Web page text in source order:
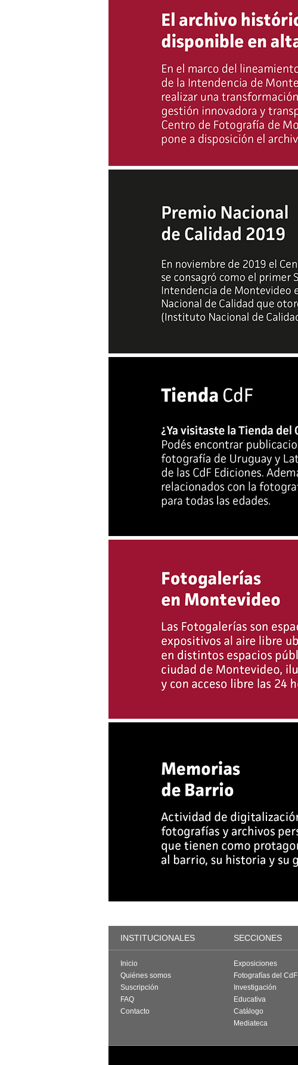
INSTITUCIONALES SECCIONES
Inicio
Quiénes somos
Suscripción
FAQ
Contacto
Exposiciones
Fotografías del CdF
Investigación
Educativa
Catálogo
Mediateca